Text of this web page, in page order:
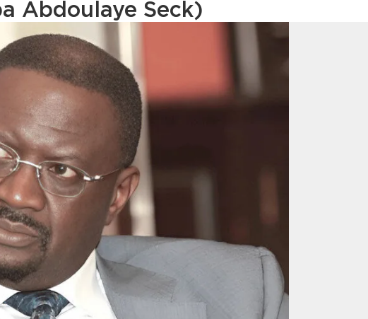
Abdoulaye Seck)